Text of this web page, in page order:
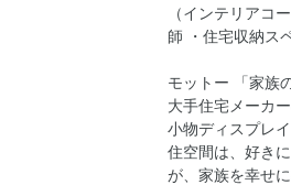
（インテリアコ
師 ・住宅収納ス
モットー 「家族
大手住宅メーカ
小物ディスプレ
住空間は、好き
が、家族を幸せ